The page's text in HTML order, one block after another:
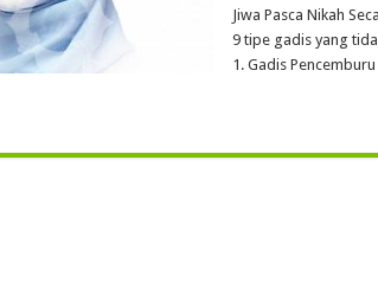
Jiwa Pasca Nikah
9 tipe gadis yang
1. Gadis